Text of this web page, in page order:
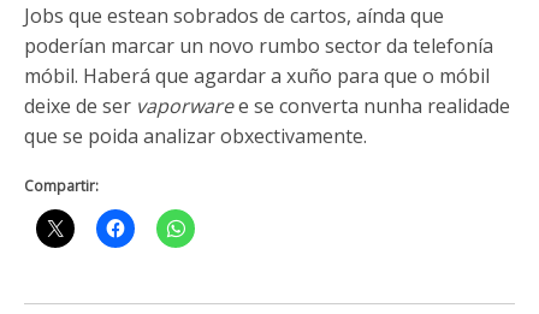
Jobs que estean sobrados de cartos, aínda que
poderían marcar un novo rumbo sector da telefonía
móbil. Haberá que agardar a xuño para que o móbil
deixe de ser vaporwaree se converta nunha realidade
que se poida analizar obxectivamente.
Compartir: